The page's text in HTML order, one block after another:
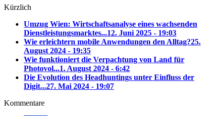
Kürzlich
Umzug Wien: Wirtschaftsanalyse eines wachsenden
Dienstleistungsmarktes...12. Juni 2025 - 19:03
Wie erleichtern mobile Anwendungen den Alltag?25.
August 2024 - 19:35
Wie funktioniert die Verpachtung von Land für
Photovol...1. August 2024 - 6:42
Die Evolution des Headhuntings unter Einfluss der
Digit...27. Mai 2024 - 19:07
Kommentare